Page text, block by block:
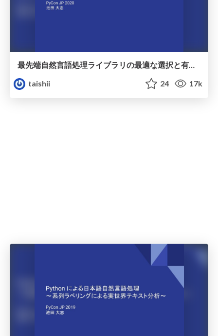
最先端自然言語処理ライブラリの最適な選択と有用な利用方法 / pycon-jp-2020
taishii
24 17k